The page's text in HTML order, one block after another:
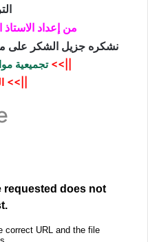
من إعداد
نشكره جزيل الشكر على
||>> تجميعية
||>>